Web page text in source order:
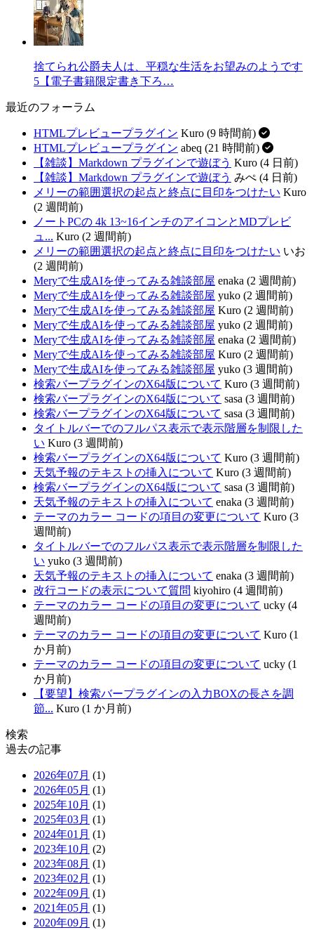
捨てられ公爵夫人は、平穏な生活をお望みのようです
5【電子書籍限定書き下ろ…
最近のフォーラム
HTMLプレビュープラグイン Kuro (9 時間前)
HTMLプレビュープラグイン abeq (21 時間前)
【雑談】Markdown プラグインで遊ぼう Kuro (4 日前)
【雑談】Markdown プラグインで遊ぼう みぺ (4 日前)
メリーの範囲選択の起点と終点に目印をつけたい Kuro
(2 週間前)
ノートPCの 4k 13~16インチのアイコンとMDプレビ
ュ... Kuro (2 週間前)
メリーの範囲選択の起点と終点に目印をつけたい いお
(2 週間前)
Meryで生成AIを使ってみる雑談部屋 enaka (2 週間前)
Meryで生成AIを使ってみる雑談部屋 yuko (2 週間前)
Meryで生成AIを使ってみる雑談部屋 Kuro (2 週間前)
Meryで生成AIを使ってみる雑談部屋 yuko (2 週間前)
Meryで生成AIを使ってみる雑談部屋 enaka (2 週間前)
Meryで生成AIを使ってみる雑談部屋 Kuro (2 週間前)
Meryで生成AIを使ってみる雑談部屋 yuko (3 週間前)
検索バープラグインのX64版について Kuro (3 週間前)
検索バープラグインのX64版について sasa (3 週間前)
検索バープラグインのX64版について sasa (3 週間前)
タイトルバーでのフルパス表示で表示階層を制限した
い Kuro (3 週間前)
検索バープラグインのX64版について Kuro (3 週間前)
天気予報のテキストの挿入について Kuro (3 週間前)
検索バープラグインのX64版について sasa (3 週間前)
天気予報のテキストの挿入について enaka (3 週間前)
テーマのカラー コードの項目の変更について Kuro (3
週間前)
タイトルバーでのフルパス表示で表示階層を制限した
い yuko (3 週間前)
天気予報のテキストの挿入について enaka (3 週間前)
改行コードの表示について質問 kiyohiro (4 週間前)
テーマのカラー コードの項目の変更について ucky (4
週間前)
テーマのカラー コードの項目の変更について Kuro (1
か月前)
テーマのカラー コードの項目の変更について ucky (1
か月前)
【要望】検索バープラグインの入力BOXの長さを調
節... Kuro (1 か月前)
検索
過去の記事
2026年07月 (1)
2026年05月 (1)
2025年10月 (1)
2025年03月 (1)
2024年01月 (1)
2023年10月 (2)
2023年08月 (1)
2023年02月 (1)
2022年09月 (1)
2021年05月 (1)
2020年09月 (1)